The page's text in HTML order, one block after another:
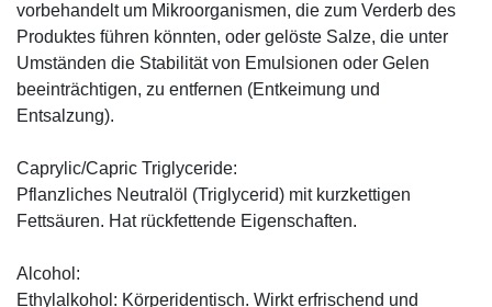
vorbehandelt um Mikroorganismen, die zum Verderb des
Produktes führen könnten, oder gelöste Salze, die unter
Umständen die Stabilität von Emulsionen oder Gelen
beeinträchtigen, zu entfernen (Entkeimung und
Entsalzung).
Caprylic/Capric Triglyceride:
Pflanzliches Neutralöl (Triglycerid) mit kurzkettigen
Fettsäuren. Hat rückfettende Eigenschaften.
Alcohol:
Ethylalkohol: Körperidentisch. Wirkt erfrischend und